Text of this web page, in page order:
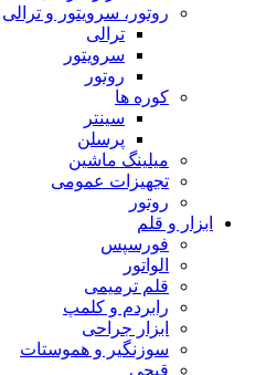
روتور، سرویتور و ترالی
ترالی
سرویتور
روتور
کوره ها
سینتر
پرسلن
میلینگ ماشین
تجهیزات عمومی
روتور
ابزار و قلم
فورسپس
الواتور
قلم ترمیمی
رابردم و کلمپ
ابزار جراحی
سوزنگیر و هموستات
قیچی